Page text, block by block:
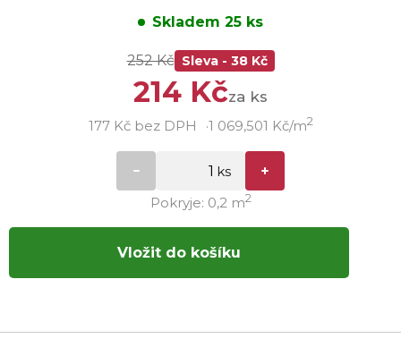
Skladem 25 ks
252 Kč Sleva - 38 Kč
214 Kčza ks
177 Kč bez DPH 1 069,501 Kč/m2
Pokryje: 0,2 m2
Vložit do košíku